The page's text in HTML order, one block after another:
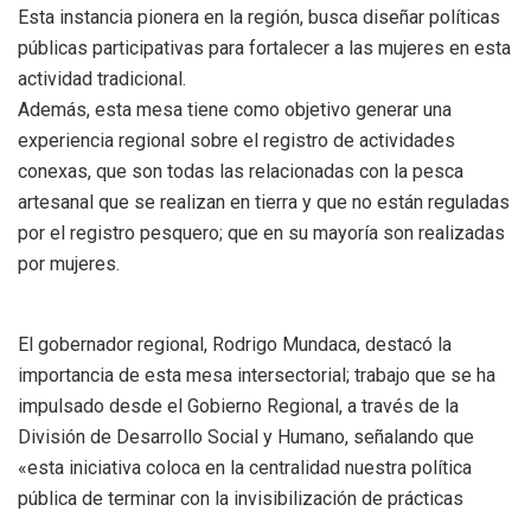
Esta instancia pionera en la región, busca diseñar políticas
públicas participativas para fortalecer a las mujeres en esta
actividad tradicional.
Además, esta mesa tiene como objetivo generar una
experiencia regional sobre el registro de actividades
conexas, que son todas las relacionadas con la pesca
artesanal que se realizan en tierra y que no están reguladas
por el registro pesquero; que en su mayoría son realizadas
por mujeres.
El gobernador regional, Rodrigo Mundaca, destacó la
importancia de esta mesa intersectorial; trabajo que se ha
impulsado desde el Gobierno Regional, a través de la
División de Desarrollo Social y Humano, señalando que
«esta iniciativa coloca en la centralidad nuestra política
pública de terminar con la invisibilización de prácticas